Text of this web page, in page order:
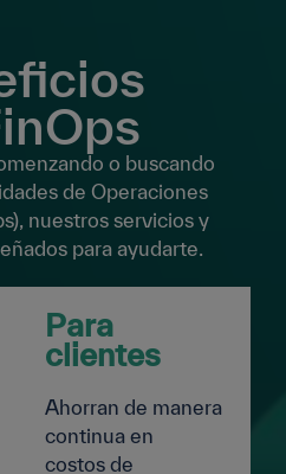
o buscando
de Operaciones
nuestros servicios y
para ayudarte.
Para
clientes
Ahorran de manera
continua en
costos de